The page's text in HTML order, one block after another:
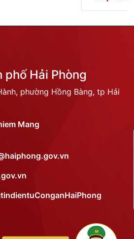
phố Hải Phòng
phường Hồng Bàng, tp Hải